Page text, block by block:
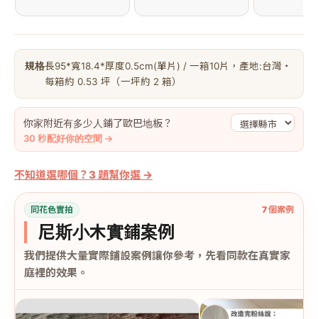
規格長95*寬18.4*厚度0.5cm(單片) / 一箱10片，產地:台灣・
每箱約 0.53 坪（一坪約 2 箱）
你家附近有多少人鋪了歐巴地板？
30 秒配好你的空間 →
不知道選哪個？3 題幫你選 →
同花色實拍 7 個案例
尼斯小木實鋪案例
我們提供大量實際鋪設案例讓你參考，先看同款在真實家
庭裡的效果。